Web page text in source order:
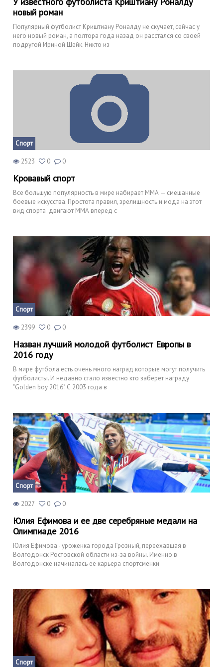
новый роман
Популярный футболист Криштиану Роналду не скучает, сейчас у
него новый роман, а полтора года назад он расстался со своей
подругой Ириной Шейк. Никто из
Спорт
2523 0 0
Кровавый спорт
Все большую популярность в мире набирает ММА — смешанные
боевые искусства. Простота правил, зрелищность и мода на этот
вид спорта двигают ММА вперед с
Спорт
2399 0 0
Назван лучший молодой футболист Европы в
2016 году
В мире футбола есть очень много наград которые могут получить
футболисты. И недавно стало известно кто заберет награду
"Golden boy 2016". С 2003 года в
Спорт
2027 0 0
Юлия Ефимова и ее две серебряные медали на
Олимпиаде 2016
Юлия Ефимова - уроженка города Грозный, переехавшая в
Волгодонск Ростовской области из-за войны. Именно в
Волгодонске начиналась ее карьера спортсменки
Спорт